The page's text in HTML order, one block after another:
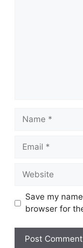
Name
Email
Website
Save my
browser for